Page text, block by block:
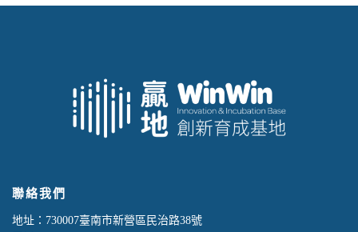
聯絡我們
地址：730007臺南市新營區民治路38號